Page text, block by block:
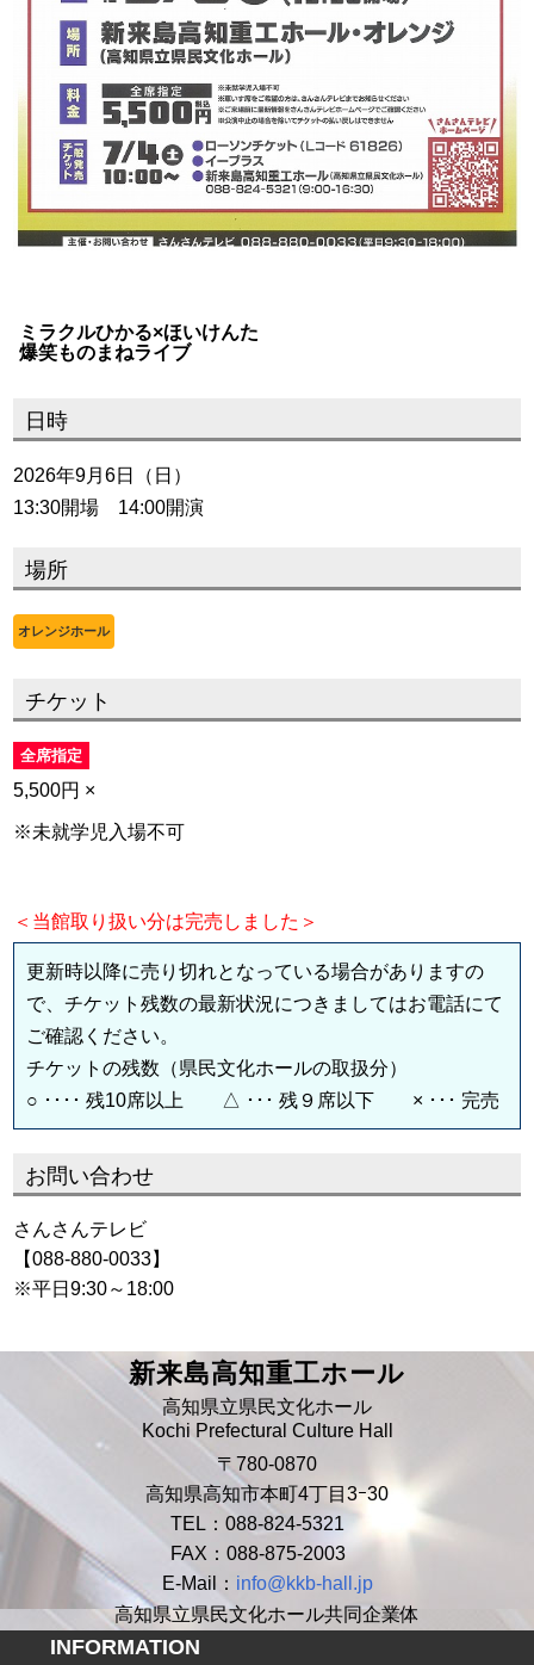
ミラクルひかる×ほいけんた
爆笑ものまねライブ
日時
2026年9月6日（日）
13:30開場 14:00開演
場所
オレンジホール
チケット
全席指定
5,500円 ×
※未就学児入場不可
＜当館取り扱い分は完売しました＞
更新時以降に売り切れとなっている場合がありますの
で、チケット残数の最新状況につきましてはお電話にて
ご確認ください。
チケットの残数（県民文化ホールの取扱分）
○ ････ 残10席以上 △ ･･･ 残９席以下 × ･･･ 完売
お問い合わせ
さんさんテレビ
【088-880-0033】
※平日9:30～18:00
新来島高知重工ホール
高知県立県民文化ホール
Kochi Prefectural Culture Hall
〒780-0870
高知県高知市本町4丁目3ｰ30
TEL：088-824-5321
FAX：088-875-2003
E-Mail： info@kkb-hall.jp
高知県立県民文化ホール共同企業体
INFORMATION